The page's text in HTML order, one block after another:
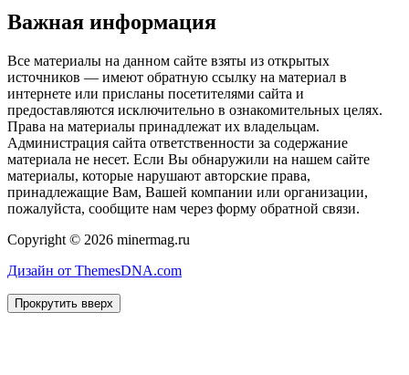
Важная информация
Все материалы на данном сайте взяты из открытых
источников — имеют обратную ссылку на материал в
интернете или присланы посетителями сайта и
предоставляются исключительно в ознакомительных целях.
Права на материалы принадлежат их владельцам.
Администрация сайта ответственности за содержание
материала не несет. Если Вы обнаружили на нашем сайте
материалы, которые нарушают авторские права,
принадлежащие Вам, Вашей компании или организации,
пожалуйста, сообщите нам через форму обратной связи.
Copyright © 2026 minermag.ru
Дизайн от ThemesDNA.com
Прокрутить вверх